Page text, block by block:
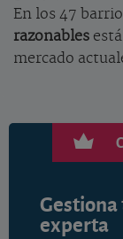
En los 47
razonables
mercado
experta